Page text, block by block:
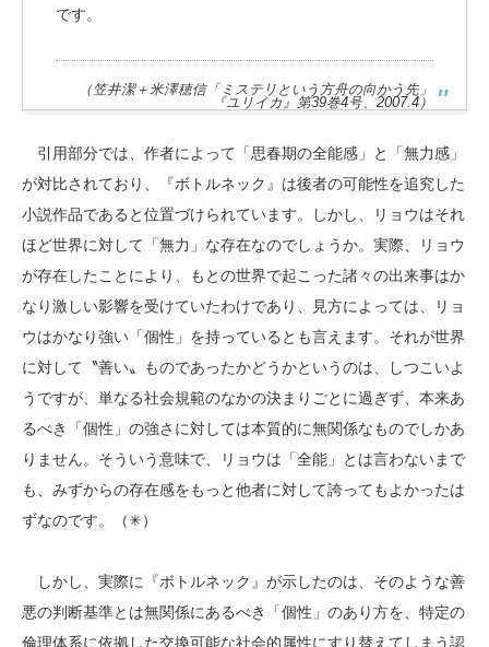
です。
（笠井潔＋米澤穂信「ミステリという方舟の向かう先」
『ユリイカ』第39巻4号、2007.4）
引用部分では、作者によって「思春期の全能感」と「無力感」
が対比されており、『ボトルネック』は後者の可能性を追究した
小説作品であると位置づけられています。しかし、リョウはそれ
ほど世界に対して「無力」な存在なのでしょうか。実際、リョウ
が存在したことにより、もとの世界で起こった諸々の出来事はか
なり激しい影響を受けていたわけであり、見方によっては、リョ
ウはかなり強い「個性」を持っているとも言えます。それが世界
に対して〝善い〟ものであったかどうかというのは、しつこいよ
うですが、単なる社会規範のなかの決まりごとに過ぎず、本来あ
るべき「個性」の強さに対しては本質的に無関係なものでしかあ
りません。そういう意味で、リョウは「全能」とは言わないまで
も、みずからの存在感をもっと他者に対して誇ってもよかったは
ずなのです。（✳）
しかし、実際に『ボトルネック』が示したのは、そのような善
悪の判断基準とは無関係にあるべき「個性」のあり方を、特定の
倫理体系に依拠した交換可能な社会的属性にすり替えてしまう認